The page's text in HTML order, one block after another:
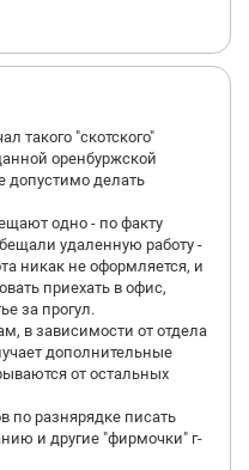
такого "скотского"
оренбуржской
допустимо делать
одно - по факту
удаленную работу -
никак не оформляется, и
приехать в офис,
за прогул.
в зависимости от отдела
дополнительные
от остальных
по разнярядке писать
и другие "фирмочки" г-